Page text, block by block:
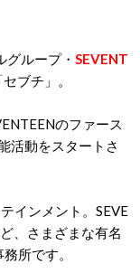
ループ・ SEVENT
ブチ」。
のファース
活動をスタートさ
インメント。SEVE
、さまざまな有名
所です。